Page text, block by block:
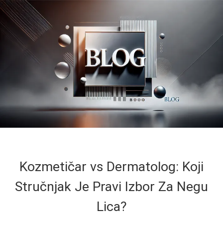
Kozmetičar vs Dermatolog: Koji
Stručnjak Je Pravi Izbor Za Negu
Lica?